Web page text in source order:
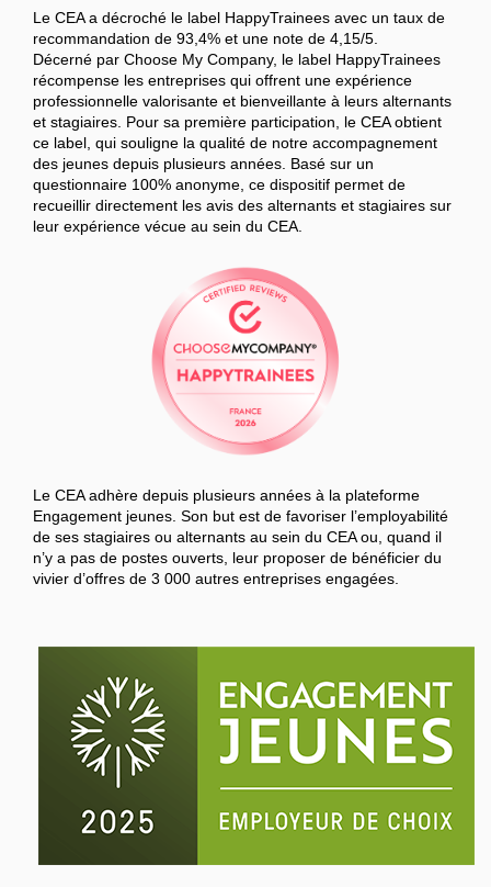
Le CEA a décroché le label HappyTrainees avec un taux de
recommandation de 93,4% et une note de 4,15/5.
Décerné par Choose My Company, le label HappyTrainees
récompense les entreprises qui offrent une expérience
professionnelle valorisante et bienveillante à leurs alternants
et stagiaires. Pour sa première participation, le CEA obtient
ce label, qui souligne la qualité de notre accompagnement
des jeunes depuis plusieurs années. Basé sur un
questionnaire 100% anonyme, ce dispositif permet de
recueillir directement les avis des alternants et stagiaires sur
leur expérience vécue au sein du CEA.
Le CEA adhère depuis plusieurs années à la plateforme
Engagement jeunes. Son but est de favoriser l’employabilité
de ses stagiaires ou alternants au sein du CEA ou, quand il
n’y a pas de postes ouverts, leur proposer de bénéficier du
vivier d’offres de 3 000 autres entreprises engagées.